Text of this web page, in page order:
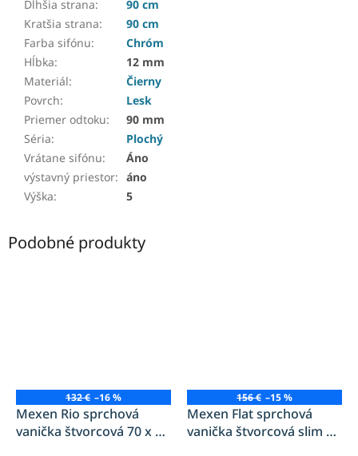
Dlhšia strana:
90 cm
Kratšia strana:
90 cm
Farba sifónu:
Chróm
Hĺbka:
12 mm
Materiál:
Čierny
Povrch:
Lesk
Priemer odtoku:
90 mm
Séria:
Plochý
Vrátane sifónu:
Áno
výstavný priestor: áno
Výška: 5
Podobné produkty
132 € –16 %
Mexen Rio sprchová
vanička štvorcová 70 x 70
156 € –15 %
Mexen Flat sprchová
vanička štvorcová slim 90